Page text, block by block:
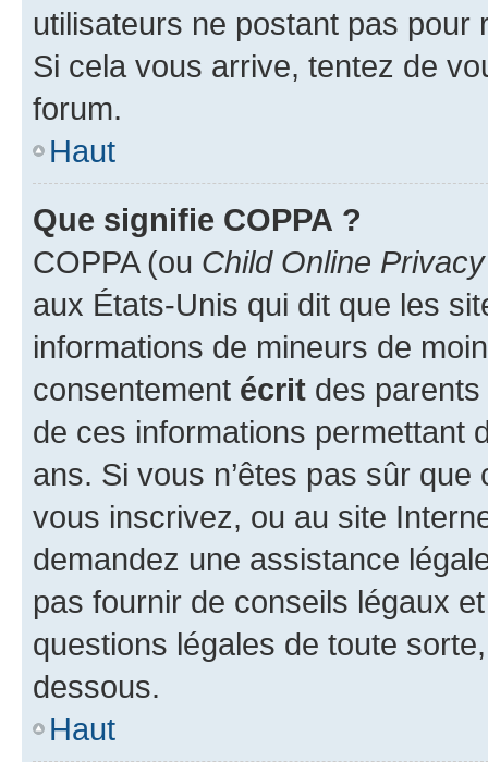
utilisateurs ne postant pas pour
Si cela vous arrive, tentez de
forum.
Haut
Que signifie COPPA ?
COPPA (ou Child Online
aux États-Unis qui dit que les
informations de mineurs de
consentement écrit des parents
de ces informations permettant
ans. Si vous n’êtes pas sûr
vous inscrivez, ou au site
demandez une assistance
pas fournir de conseils légaux
questions légales de toute
dessous.
Haut